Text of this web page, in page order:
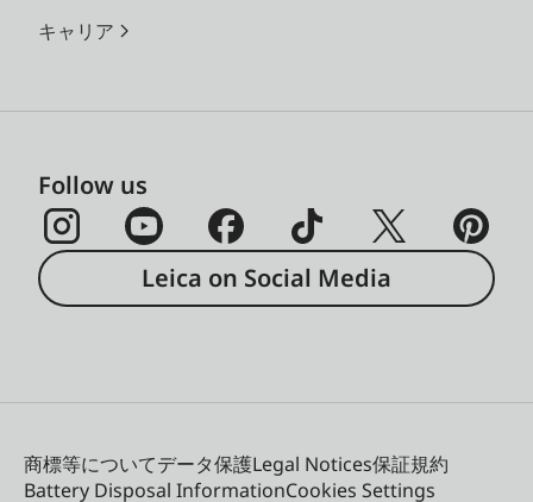
キャリア
Follow us
Leica on Social Media
商標等についてデータ保護Legal Notices保証規約
Battery Disposal InformationCookies Settings